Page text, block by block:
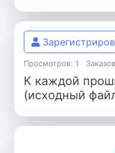
Просмотров: 1
К каждой
(исходный